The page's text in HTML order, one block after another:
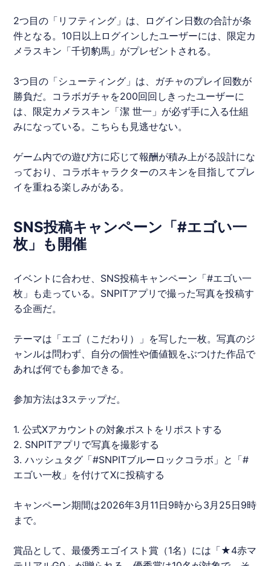
2つ目の「リフティング」は、ログイン日数の合計が条
件となる。10日以上ログインしたユーザーには、限定カ
メラスキン「千切豹馬」がプレゼントされる。
3つ目の「シューティング」は、ガチャのプレイ回数が
勝負だ。コラボガチャを200回回しきったユーザーに
は、限定カメラスキン「潔 世一」が必ず手に入る仕組
みになっている。こちらも見逃せない。
ゲーム内での遊び方に応じて報酬が積み上がる設計にな
っており、コラボキャラクターのスキンを目指してプレ
イを重ねる楽しみがある。
SNS投稿キャンペーン「#エゴい一
枚」も開催
イベントに合わせ、SNS投稿キャンペーン「#エゴい一
枚」も走っている。 SNPITアプリで撮った写真を投稿す
る企画だ。
テーマは「エゴ（こだわり）」を写した一枚。写真のジ
ャンルは問わず、自分の個性や価値観をぶつけた作品で
あれば何でも参加できる。
参加方法は3ステップだ。
1. 公式Xアカウントの対象ポストをリポストする
2. SNPITアプリで写真を撮影する
3. ハッシュタグ「#SNPITブルーロック コラボ」と「#
エゴい一枚」を付けてXに投稿する
キャンペーン期間は2026年3月11日9時から3月25日9時
まで。
賞品として、最優秀エゴイスト賞（1名）には「★4赤マ